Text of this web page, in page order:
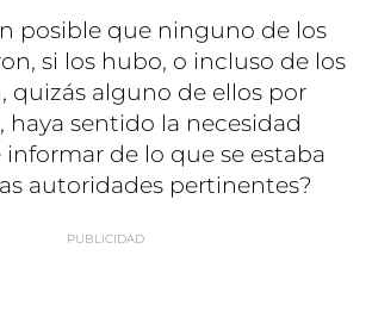
posible que ninguno de los
si los hubo, o incluso de los
quizás alguno de ellos por
sentido la necesidad
de lo que se estaba
autoridades pertinentes?